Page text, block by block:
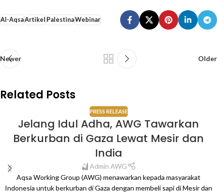
Al-AqsaArtikel PalestinaWebinar
Newer Older
Related Posts
PRESS RELEASE
Jelang Idul Adha, AWG Tawarkan
Berkurban di Gaza Lewat Mesir dan
India
Admin AWG
Aqsa Working Group (AWG) menawarkan kepada masyarakat
Indonesia untuk berkurban di Gaza dengan membeli sapi di Mesir dan